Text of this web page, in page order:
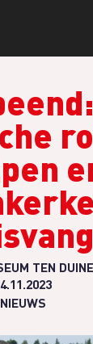
TEN
NIEUWS